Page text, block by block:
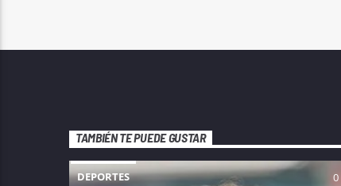
TAMBIÉN TE PUEDE GUSTAR
DEPORTES 0